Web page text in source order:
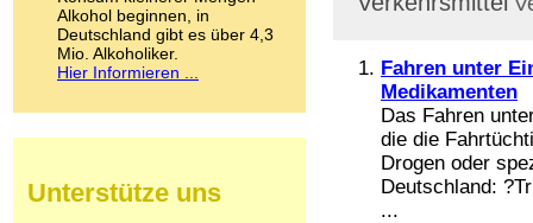
Fahren unter
Medikamenten
Das Fahren
die die
Drogen oder
Deutschland:
...
Medikamente
Meskalin
Metamphetamin
Methadon
Pilze
Alkohol beginnen, in
Deutschland gibt es über 4,3
Mio. Alkoholiker.
Hier Informieren ...
Unterstütze uns